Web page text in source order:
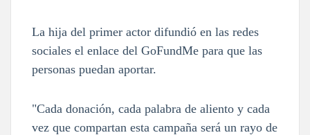
La hija del primer actor difundió en las redes
sociales el enlace del GoFundMe para que las
personas puedan aportar.
"Cada donación, cada palabra de aliento y cada
vez que compartan esta campaña será un rayo de